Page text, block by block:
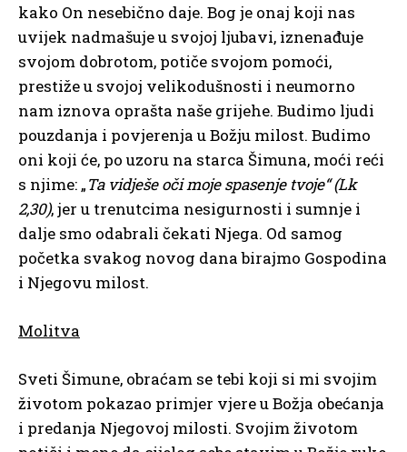
kako On nesebično daje. Bog je onaj koji nas
uvijek nadmašuje u svojoj ljubavi, iznenađuje
svojom dobrotom, potiče svojom pomoći,
prestiže u svojoj velikodušnosti i neumorno
nam iznova oprašta naše grijehe. Budimo ljudi
pouzdanja i povjerenja u Božju milost. Budimo
oni koji će, po uzoru na starca Šimuna, moći reći
s njime: „Ta vidješe oči moje spasenje tvoje“ (Lk
2,30), jer u trenutcima nesigurnosti i sumnje i
dalje smo odabrali čekati Njega. Od samog
početka svakog novog dana birajmo Gospodina
i Njegovu milost.
Molitva
Sveti Šimune, obraćam se tebi koji si mi svojim
životom pokazao primjer vjere u Božja obećanja
i predanja Njegovoj milosti. Svojim životom